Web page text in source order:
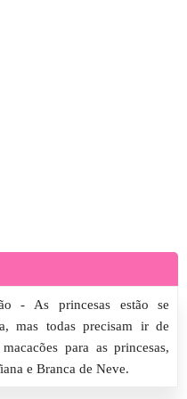
- As princesas estão se
mas todas precisam ir de
para as princesas,
e Branca de Neve.